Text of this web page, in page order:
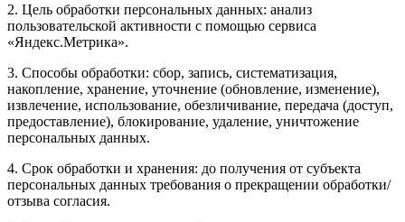
2. Цель обработки персональных данных: анализ
пользовательской активности с помощью сервиса
«Яндекс.Метрика».
3. Способы обработки: сбор, запись, систематизация,
накопление, хранение, уточнение (обновление, изменение),
извлечение, использование, обезличивание, передача (доступ,
предоставление), блокирование, удаление, уничтожение
персональных данных.
4. Срок обработки и хранения: до получения от субъекта
персональных данных требования о прекращении обработки/
отзыва согласия.